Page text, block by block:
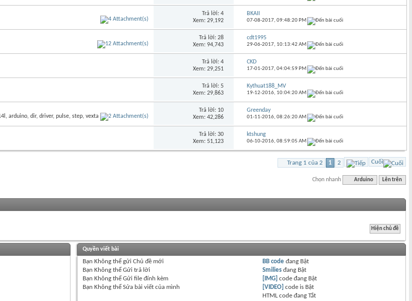
Trả lời: 4
Xem: 29,192
BKAII
07-08-2017,09:48:20 PM
Trả lời: 28
Xem: 94,743
cdt1995
29-06-2017, 10:13:42 AM
Trả lời: 4
Xem: 29,251
CKD
17-01-2017,04:04:59 PM
Trả lời: 5
Xem: 29,863
Kythuat188_MV
19-12-2016, 10:04:20 AM
Trả lời: 10
Xem: 42,286
Greenday
01-11-2016,08:26:20 AM
Trả lời: 30
Xem: 51,123
ktshung
06-10-2016,08:59:05 AM
Trang 1 của 2 1 2 Cuối
Chọn nhanh Arduino Lên trên
Quyền viết bài
Bạn Không thểgửi Chủ đề mới
Bạn Không thểGửi trả lời
Bạn Không thểGửi file đính kèm
Bạn Không thểSửa bài viết của mình
BB code đang Bật
Smilies đang Bật
[IMG] code đang Bật
[VIDEO] code is Bật
HTML code đangTắt